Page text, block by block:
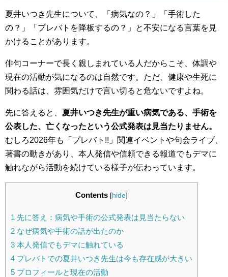
夏井いつき先生について、「病気なの？」「手術した
の？」「プレバトを降板するの？」と不安になる言葉を見
かけることがあります。
俳句コーナーで長く親しまれている人だからこそ、体調や
現在の活動が気になるのは自然です。ただ、健康や生死に
関わる話は、雰囲気だけで言い切ると危ないですよね。
先に答えると、 夏井いつき先生が重い病気である、手術を
公表した、亡くなったという公式発表は見当たりません。
むしろ2026年も「プレバト!!」関連イベントや句会ライブ、
著書の動きがあり、本人発信や信頼できる報道でもデマに
触れながら活動を続けている様子が伝わっています。
Contents [hide]
1 先に答え：病気や手術の公式発表は見当たらない
2 なぜ病気や手術の話が出たのか
3 本人発信でもデマに触れている
4 プレバトでの夏井いつき先生は今も存在感が大きい
5 プロフィールと現在の活動